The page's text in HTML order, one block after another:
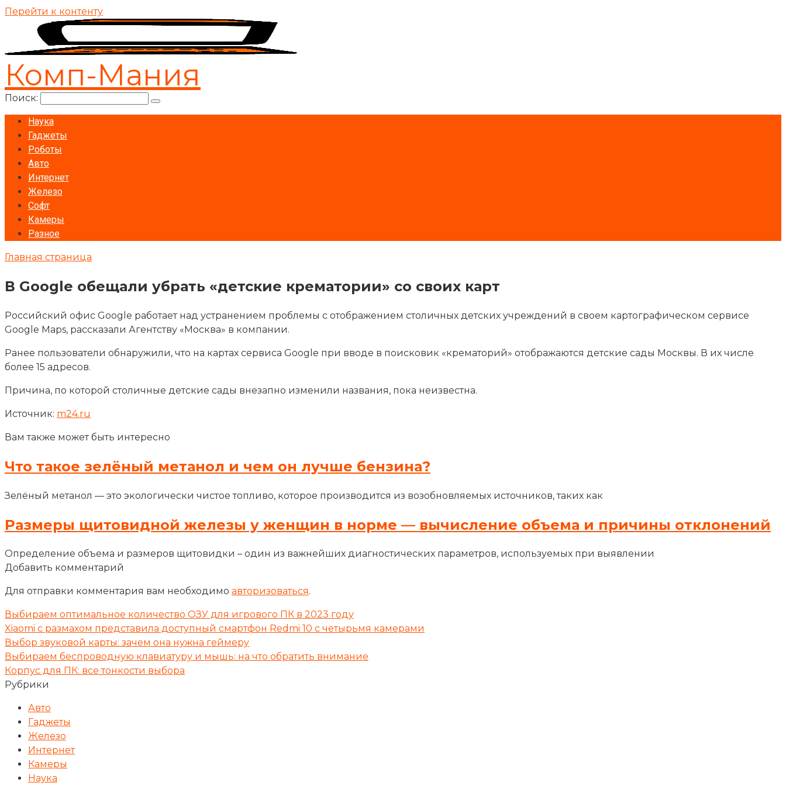
Перейти к контенту
Комп-Мания
Поиск:
Наука
Гаджеты
Роботы
Авто
Интернет
Железо
Софт
Камеры
Разное
Главная страница
В Google обещали убрать «детские крематории» со своих карт
Российский офис Google работает над устранением проблемы с отображением столичных детских учреждений в своем картографическом сервисе
Google Maps, рассказали Агентству «Москва» в компании.
Ранее пользователи обнаружили, что на картах сервиса Google при вводе в поисковик «крематорий» отображаются детские сады Москвы. В их числе
более 15 адресов.
Причина, по которой столичные детские сады внезапно изменили названия, пока неизвестна.
Источник: m24.ru
Вам также может быть интересно
Что такое зелёный метанол и чем он лучше бензина?
Зелёный метанол — это экологически чистое топливо, которое производится из возобновляемых источников, таких как
Размеры щитовидной железы у женщин в норме — вычисление объема и причины отклонений
Определение объема и размеров щитовидки – один из важнейших диагностических параметров, используемых при выявлении
Добавить комментарий
Для отправки комментария вам необходимо авторизоваться.
Выбираем оптимальное количество ОЗУ для игрового ПК в 2023 году
Xiaomi с размахом представила доступный смартфон Redmi 10 с четырьмя камерами
Выбор звуковой карты: зачем она нужна геймеру
Выбираем беспроводную клавиатуру и мышь: на что обратить внимание
Корпус для ПК: все тонкости выбора
Рубрики
Авто
Гаджеты
Железо
Интернет
Камеры
Наука